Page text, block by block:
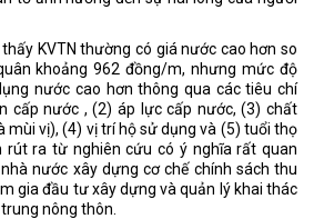
KVTN thường có giá nước cao hơn so
khoảng 962 đồng/m, nhưng mức độ
nước cao hơn thông qua các tiêu chí
cấp nước , (2) áp lực cấp nước, (3) chất
mùi vị), (4) vị trí hộ sử dụng và (5) tuổi thọ
rút ra từ nghiên cứu có ý nghĩa rất quan
nước xây dựng cơ chế chính sách thu
gia đầu tư xây dựng và quản lý khai thác
nông thôn.